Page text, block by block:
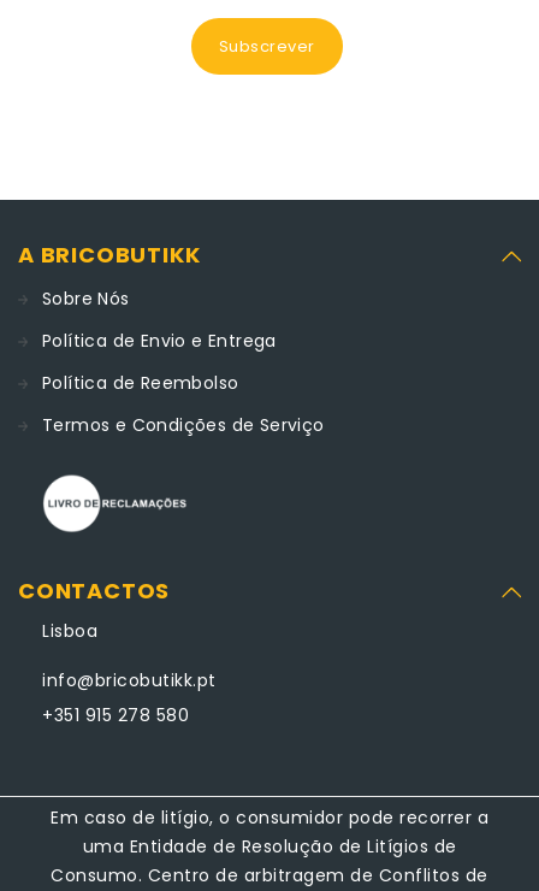
Subscrever
A BRICOBUTIKK
Sobre Nós
Política de Envio e Entrega
Política de Reembolso
Termos e Condições de Serviço
CONTACTOS
Lisboa
info@bricobutikk.pt
+351 915 278 580
Em caso de litígio, o consumidor pode recorrer a
uma Entidade de Resolução de Litígios de
Consumo. Centro de arbitragem de Conflitos de